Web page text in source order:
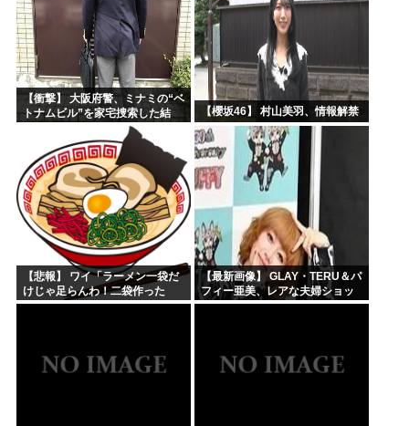
【衝撃】 大阪府警、ミナミの“ベ
トナムビル”を家宅捜索した結
【櫻坂46】 村山美羽、情報解禁
【悲報】 ワイ「ラーメン一袋だ
けじゃ足らんわ！二袋作った
ろ！」→結果ｗｗｗ
【最新画像】 GLAY・TERU＆パ
フィー亜美、レアな夫婦ショッ
トを公開してしまう！